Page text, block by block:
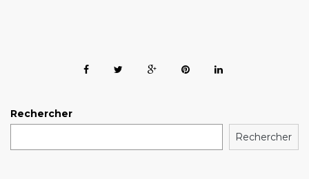
Rechercher
Rechercher